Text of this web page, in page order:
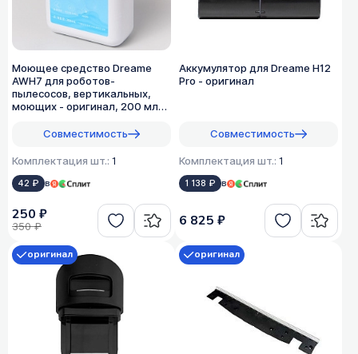
Моющее средство Dreame
AWH7 для роботов-
пылесосов, вертикальных,
моющих - оригинал, 200 мл
Совместимость
Комплектация шт.: 1
42 ₽ в
250 ₽
350 ₽
Аккумулятор для Dreame H12
Pro - оригинал
Совместимость
Комплектация шт.: 1
1 138 ₽ в
6 825 ₽
оригинал оригинал